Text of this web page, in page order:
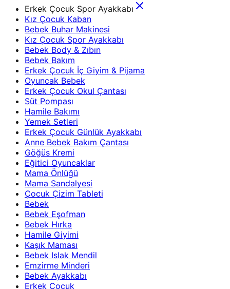
Erkek Çocuk Spor Ayakkabı
Kız Çocuk Kaban
Bebek Buhar Makinesi
Kız Çocuk Spor Ayakkabı
Bebek Body & Zıbın
Bebek Bakım
Erkek Çocuk İç Giyim & Pijama
Oyuncak Bebek
Erkek Çocuk Okul Çantası
Süt Pompası
Hamile Bakımı
Yemek Setleri
Erkek Çocuk Günlük Ayakkabı
Anne Bebek Bakım Çantası
Göğüs Kremi
Eğitici Oyuncaklar
Mama Önlüğü
Mama Sandalyesi
Çocuk Çizim Tableti
Bebek
Bebek Eşofman
Bebek Hırka
Hamile Giyimi
Kaşık Maması
Bebek Islak Mendil
Emzirme Minderi
Bebek Ayakkabı
Erkek Çocuk